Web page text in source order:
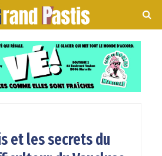
et les secrets du